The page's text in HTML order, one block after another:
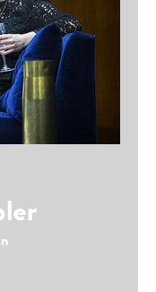
2025